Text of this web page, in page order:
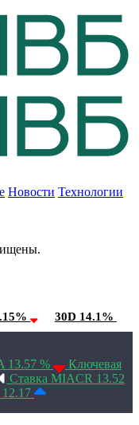
Новости Технологии
30D 14.1%
13.57 %
Ключевая
Ставка MIACR 13.52